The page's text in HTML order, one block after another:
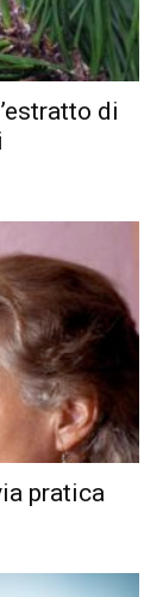
di
pratica